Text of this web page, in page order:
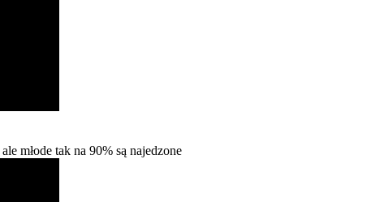
młode tak na 90% są najedzone